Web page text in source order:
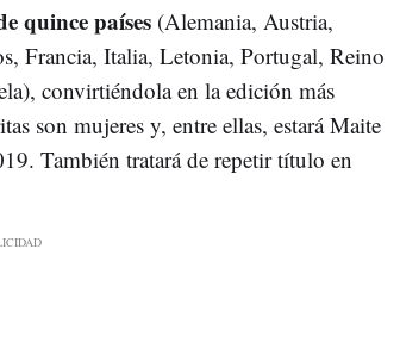
quince países(Alemania, Austria,
Francia, Italia, Letonia, Portugal, Reino
convirtiéndola en la edición más
son mujeres y, entre ellas, estará Maite
También tratará de repetir título en